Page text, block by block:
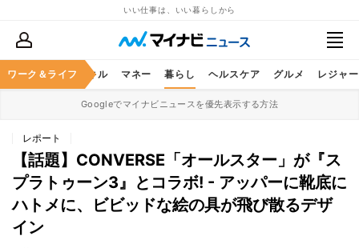
いい仕事は、いい暮らしから
ワーク＆ライフ
ア ビジネススキル マネー 暮らし ヘルスケア グルメ レジャー
Googleでマイナビニュースを優先表示する方法
レポート
【話題】CONVERSE「オールスター」が『ス
プラトゥーン3』とコラボ! - アッパーに靴底に
ハトメに、ビビッドな絵の具が飛び散るデザ
イン